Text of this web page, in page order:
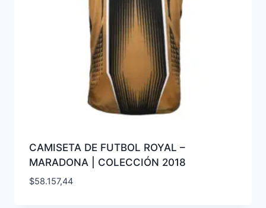
CAMISETA DE FUTBOL ROYAL –
MARADONA | COLECCIÓN 2018
$58.157,44